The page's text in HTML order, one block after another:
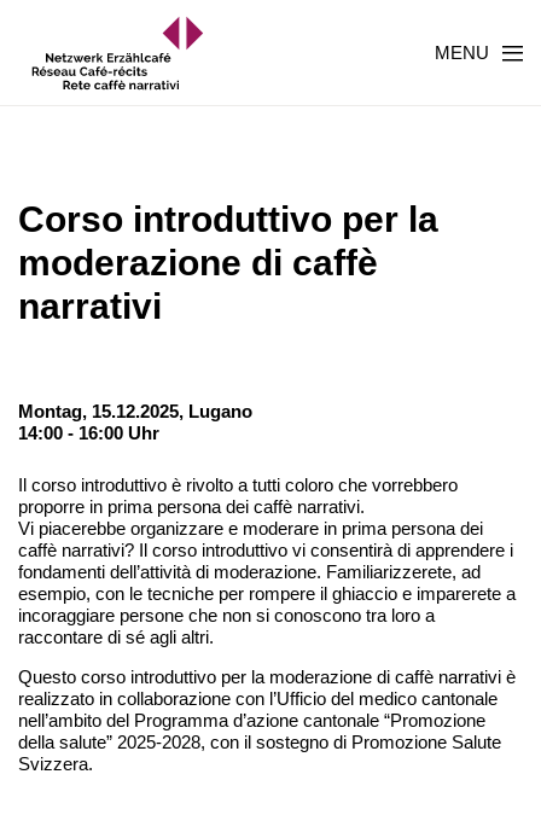
MENU
Corso introduttivo per la
moderazione di caffè
narrativi
Montag, 15.12.2025, Lugano
14:00 - 16:00 Uhr
Il corso introduttivo è rivolto a tutti coloro che vorrebbero
proporre in prima persona dei caffè narrativi.
Vi piacerebbe organizzare e moderare in prima persona dei
caffè narrativi? Il corso introduttivo vi consentirà di apprendere i
fondamenti dell’attività di moderazione. Familiarizzerete, ad
esempio, con le tecniche per rompere il ghiaccio e imparerete a
incoraggiare persone che non si conoscono tra loro a
raccontare di sé agli altri.
Questo corso introduttivo per la moderazione di caffè narrativi è
realizzato in collaborazione con l’Ufficio del medico cantonale
nell’ambito del Programma d’azione cantonale “Promozione
della salute” 2025-2028, con il sostegno di Promozione Salute
Svizzera.